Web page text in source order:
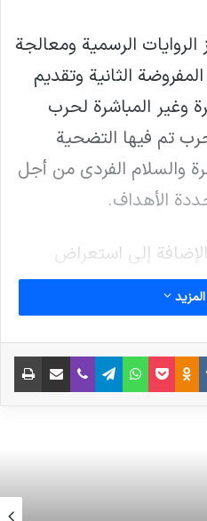
الرسمية ومعالجة
الثانية وتقديم
وغير المباشرة لحرب
تم فيها التضحية
والسلام الفردي من أجل
الأهداف.
إلى استعراض
لهذه الحرب المفروضة، تم
والاجتماعية،
والناجين من
للواقع.
‫VKontakte
‫Odnoklassniki
پاکتواتس آپ تلگراموایبر اشتراک گذاری از طریق ایمیل